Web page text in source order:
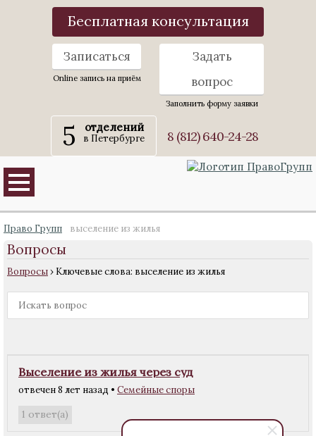
Бесплатная консультация
Записаться
Online запись на приём
Задать
вопрос
Заполнить форму заявки
5 отделений
в Петербурге 8 (812) 640-24-28
Право Групп выселение из жилья
Вопросы
Вопросы› Ключевые слова: выселение из жилья
Выселение из жилья через суд
отвечен 8 лет назад • Семейные споры
1 ответ(а)